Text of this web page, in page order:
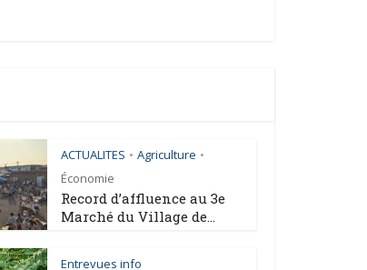
ACTUALITES • Agriculture •
Économie
Record d’affluence au 3e
Marché du Village de...
Entrevues info